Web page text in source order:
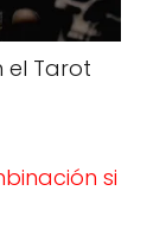
el Tarot
si